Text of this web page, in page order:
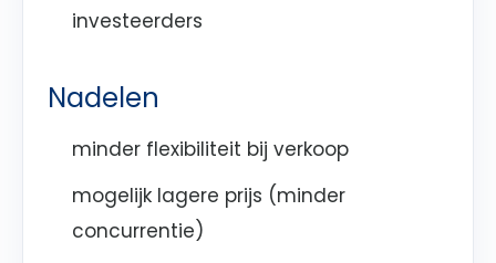
investeerders
Nadelen
minder flexibiliteit bij verkoop
mogelijk lagere prijs (minder
concurrentie)